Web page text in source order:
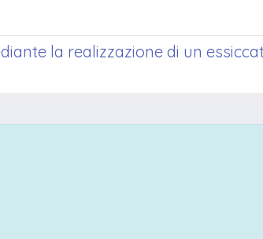
la realizzazione di un